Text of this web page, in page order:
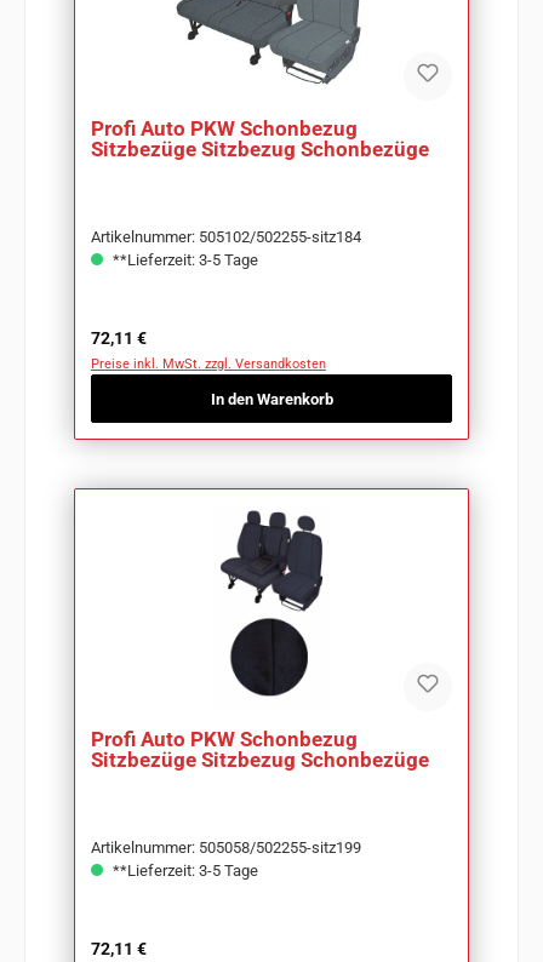
Profi Auto PKW Schonbezug
Sitzbezüge Sitzbezug Schonbezüge
Artikelnummer: 505102/502255-sitz184
**Lieferzeit: 3-5 Tage
Regulärer Preis:
72,11 €
Preise inkl. MwSt. zzgl. Versandkosten
In den Warenkorb
Profi Auto PKW Schonbezug
Sitzbezüge Sitzbezug Schonbezüge
Artikelnummer: 505058/502255-sitz199
**Lieferzeit: 3-5 Tage
Regulärer Preis:
72,11 €